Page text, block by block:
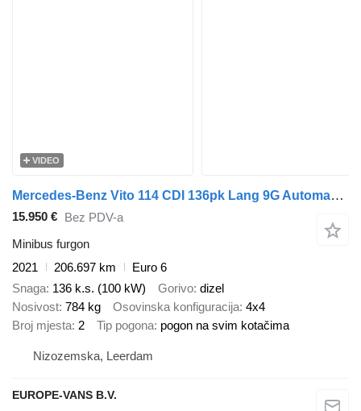
VIDEO
Mercedes-Benz Vito 114 CDI 136pk Lang 9G Automaat 4x4 4WD Navi/Camera/Achterkl
15.950 € Bez PDV-a
Minibus furgon
2021
206.697 km
Euro 6
Snaga 136 k.s. (100 kW) Gorivo dizel
Nosivost 784 kg Osovinska konfiguracija 4x4
Broj mjesta 2 Tip pogona pogon na svim kotačima
Nizozemska, Leerdam
EUROPE-VANS B.V.